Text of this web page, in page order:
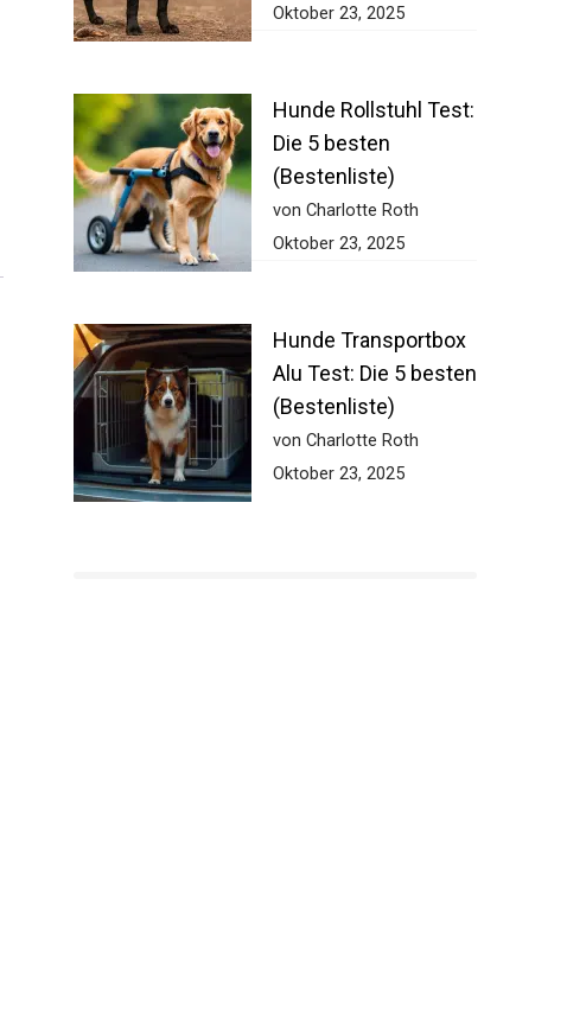
Oktober 23, 2025
Hunde Rollstuhl Test:
Die 5 besten
(Bestenliste)
von Charlotte Roth
Oktober 23, 2025
Hunde Transportbox
Alu Test: Die 5 besten
(Bestenliste)
von Charlotte Roth
Oktober 23, 2025